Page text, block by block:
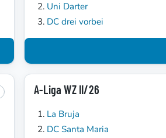
Uni Darter
DC drei vorbei
A-Liga WZ II/26
La Bruja
DC Santa Maria